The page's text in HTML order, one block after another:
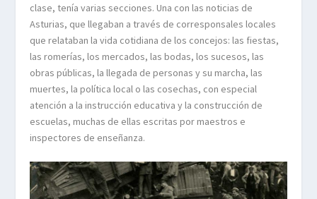
clase, tenía varias secciones. Una con las noticias de
Asturias, que llegaban a través de corresponsales locales
que relataban la vida cotidiana de los concejos: las fiestas,
las romerías, los mercados, las bodas, los sucesos, las
obras públicas, la llegada de personas y su marcha, las
muertes, la política local o las cosechas, con especial
atención a la instrucción educativa y la construcción de
escuelas, muchas de ellas escritas por maestros e
inspectores de enseñanza.